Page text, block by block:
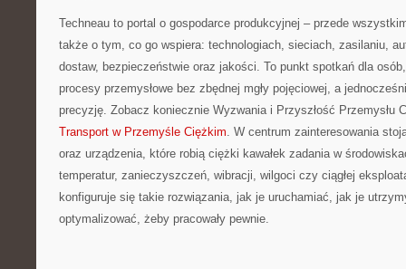
Techneau to portal o gospodarce produkcyjnej – przede
także o tym, co go wspiera: technologiach, sieciach, zasilaniu,
dostaw, bezpieczeństwie oraz jakości. To punkt spotkań dla
procesy przemysłowe bez zbędnej mgły pojęciowej, a
precyzję. Zobacz koniecznie Wyzwania i Przyszłość Przemysłu
Transport w Przemyśle Ciężkim. W centrum zainteresowania
oraz urządzenia, które robią ciężki kawałek zadania w
temperatur, zanieczyszczeń, wibracji, wilgoci czy ciągłej
konfiguruje się takie rozwiązania, jak je uruchamiać, jak je
optymalizować, żeby pracowały pewnie.